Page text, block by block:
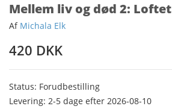
Mellem liv og død 2: Loftet
Af Michala Elk
420 DKK
Status: Forudbestilling
Levering: 2-5 dage efter 2026-08-10